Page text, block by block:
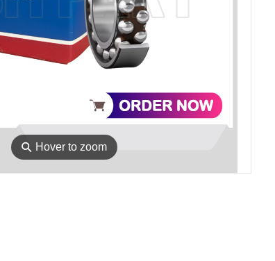
⚲ Hover to zoom